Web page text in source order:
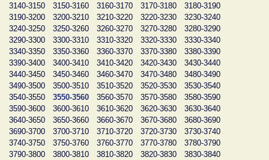
3140-3150
3150-3160 3160-3170 3170-3180
3180-3190
3190-3200
3200-3210 3210-3220 3220-3230
3230-3240
3240-3250
3250-3260 3260-3270 3270-3280
3280-3290
3290-3300
3300-3310 3310-3320 3320-3330
3330-3340
3340-3350
3350-3360 3360-3370 3370-3380
3380-3390
3390-3400
3400-3410 3410-3420 3420-3430
3430-3440
3440-3450
3450-3460 3460-3470 3470-3480
3480-3490
3490-3500
3500-3510 3510-3520 3520-3530
3530-3540
3540-3550
3550-3560 3560-3570 3570-3580
3580-3590
3590-3600
3600-3610 3610-3620 3620-3630
3630-3640
3640-3650
3650-3660 3660-3670 3670-3680
3680-3690
3690-3700
3700-3710 3710-3720 3720-3730
3730-3740
3740-3750
3750-3760 3760-3770 3770-3780
3780-3790
3790-3800
3800-3810 3810-3820 3820-3830
3830-3840